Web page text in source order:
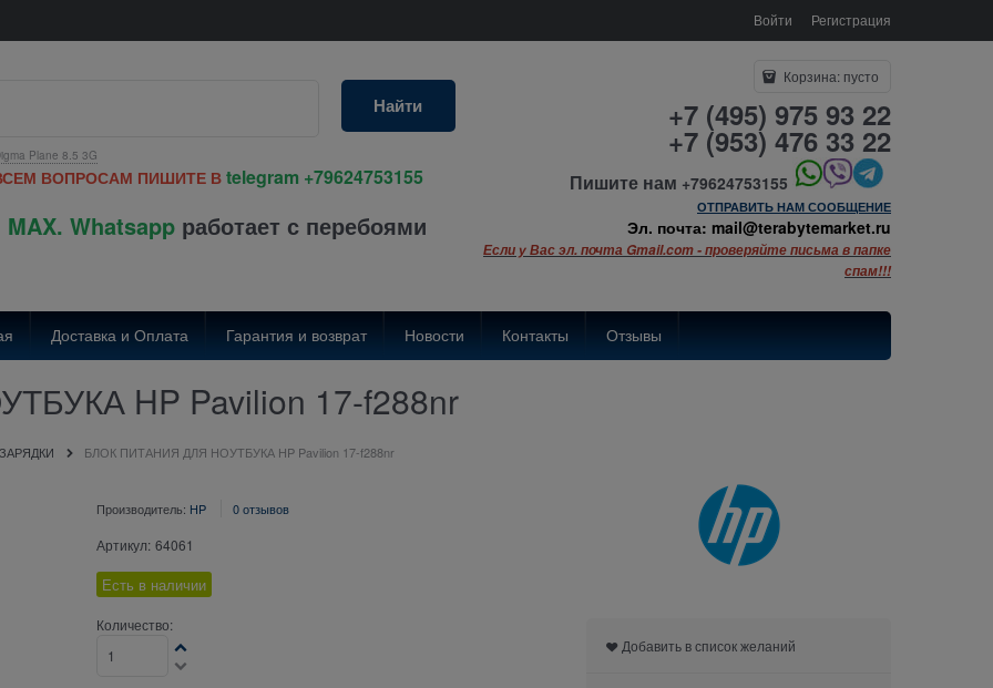
Войти Регистрация
Plane 8.5 3G
Найти
ВОПРОСАМ ПИШИТЕ В telegram +79624753155
Whatsapp работает с перебоями
Корзина: пусто
+7 (495) 975 93 22
+7 (953) 476 33 22
Пишите нам +79624753155
ОТПРАВИТЬ НАМ СООБЩЕНИЕ
Эл. почта: mail@terabytemarket.ru
Если у Вас эл. почта Gmail.com - проверяйте письма в папке
спам!!!
Доставка и Оплата Гарантия и возврат Новости Контакты Отзывы
HP Pavilion 17-f288nr
БЛОК ПИТАНИЯ ДЛЯ НОУТБУКА HP Pavilion 17-f288nr
Производитель: HP 0 отзывов
Артикул: 64061
Есть в наличии
Количество:
Добавить в список желаний